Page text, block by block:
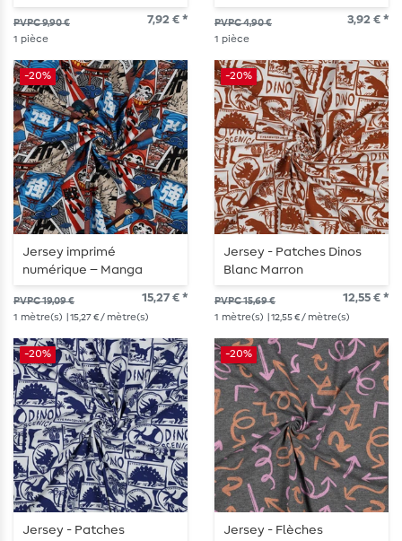
PVPC 9,90 € 7,92 € *
1 pièce
tricoter - 100cm
PVPC 4,90 € 3,92 € *
1 pièce
-20%
Jersey imprimé
numérique – Manga
multicolore
PVPC 19,09 € 15,27 € *
1 mètre(s) | 15,27 € / mètre(s)
-20%
Jersey - Patches Dinos
Blanc Marron
PVPC 15,69 € 12,55 € *
1 mètre(s) | 12,55 € / mètre(s)
-20%
Jersey - Patches
-20%
Jersey - Flèches